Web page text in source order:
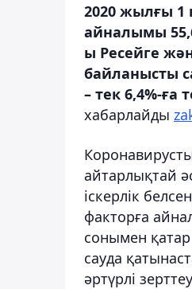
2020 жылғы 1
айналымы
ы Ресейге
байланысты
– тек 6,4%-ға
хабарлайды
айтарлықтай
іскерлік
факторға
сонымен қатар
сауда
әртүрлі